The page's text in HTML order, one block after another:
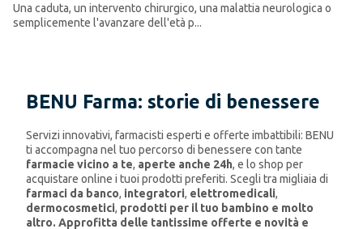
Una caduta, un intervento chirurgico, una malattia neurologica o
semplicemente l'avanzare dell'età p...
BENU Farma: storie di benessere
Servizi innovativi, farmacisti esperti e offerte imbattibili: BENU
ti accompagna nel tuo percorso di benessere con tante
farmacie vicino a te, aperte anche 24h, e lo shop per
acquistare online i tuoi prodotti preferiti. Scegli tra migliaia di
farmaci da banco, integratori, elettromedicali,
dermocosmetici, prodotti per il tuo bambino e molto
altro. Approfitta delle tantissime offerte e novità e